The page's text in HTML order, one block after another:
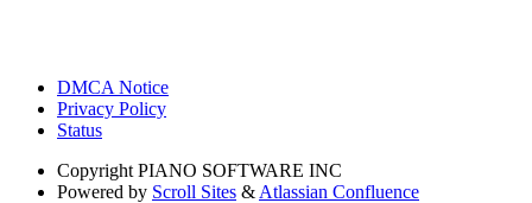
DMCA Notice
Privacy Policy
Status
Copyright PIANO SOFTWARE INC
Powered by Scroll Sites & Atlassian Confluence